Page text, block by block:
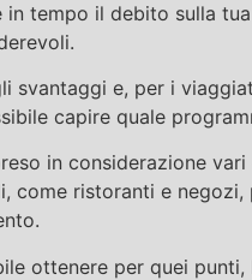
in tempo il debito sulla
svantaggi e, per i
capire quale
in considerazione
come ristoranti e negozi,
ottenere per quei